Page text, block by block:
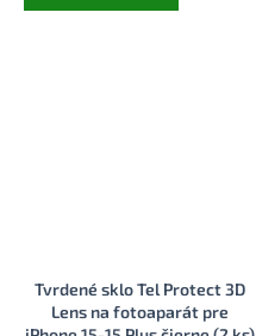
Tvrdené sklo Tel Protect 3D
Lens na fotoaparát pre